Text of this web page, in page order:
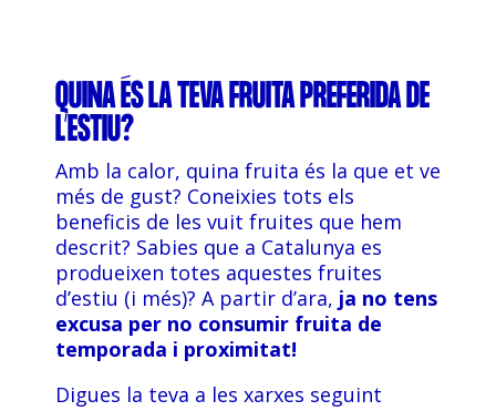
QUINA ÉS LA TEVA FRUITA PREFERIDA DE
L’ESTIU?
Amb la calor, quina fruita és la que et ve
més de gust? Coneixies tots els
beneficis de les vuit fruites que hem
descrit? Sabies que a Catalunya es
produeixen totes aquestes fruites
d’estiu (i més)? A partir d’ara, ja no tens
excusa per no consumir fruita de
temporada i proximitat!
Digues la teva a les xarxes seguint